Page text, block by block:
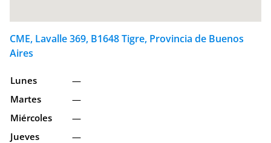
CME, Lavalle 369, B1648 Tigre, Provincia de Buenos
Aires
Lunes
—
Martes
—
Miércoles
—
Jueves
—